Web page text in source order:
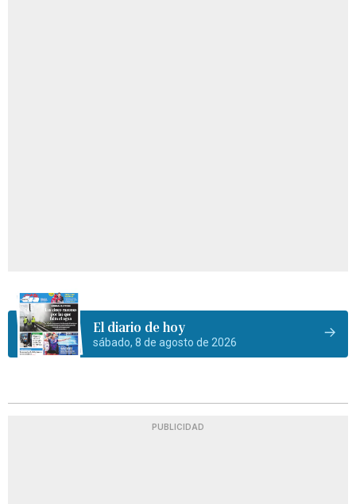
El diario de hoy
sábado, 8 de agosto de 2026
PUBLICIDAD